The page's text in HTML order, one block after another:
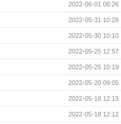
2022-06-01 08:26
2022-05-31 10:28
2022-05-30 10:10
2022-05-25 12:57
2022-05-25 10:19
2022-05-20 09:05
2022-05-18 12:13
2022-05-18 12:12